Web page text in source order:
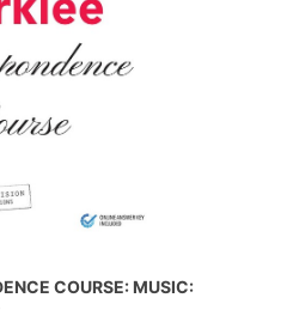
COURSE: MUSIC: